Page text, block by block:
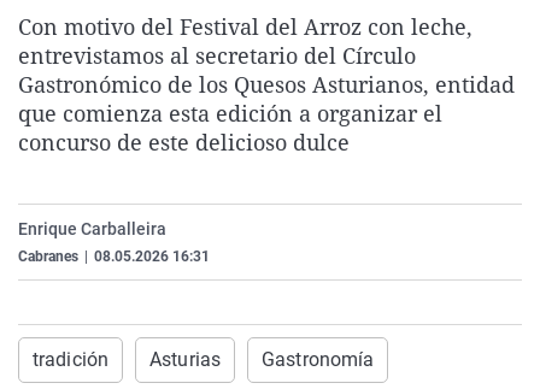
La rosa de los vientos
Gente viajera
Como el perro y el
Caso
Retornados
Equipo de
Extremadura
Galicia
La Rioja
Virales
Televisión
Elecciones
Con motivo del Festival del Arroz con leche,
entrevistamos al secretario del Círculo
Gastronómico de los Quesos Asturianos, entidad
que comienza esta edición a organizar el
concurso de este delicioso dulce
Enrique Carballeira
Cabranes 08.05.2026 16:31
tradición Asturias Gastronomía